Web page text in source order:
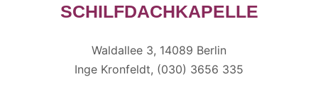
SCHILFDACHKAPELLE
Waldallee 3, 14089 Berlin
Inge Kronfeldt, (030) 3656 335